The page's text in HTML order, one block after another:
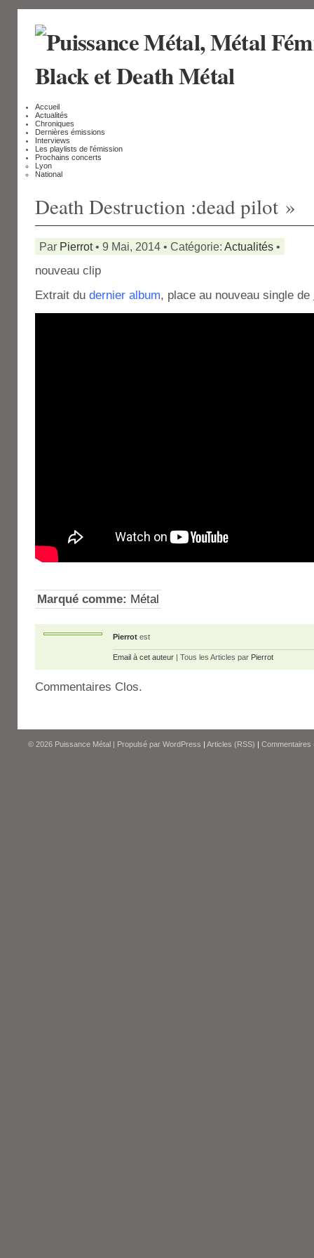
Accueil
Actualités
Chroniques
Dernières émissions
Interviews
Les playlists de l'émission
Prochains concerts
Lyon
National
Death Destruction :dead pilot »
Par Pierrot• 9 Mai, 2014 • Catégorie: Actualités •
nouveau clip
Extrait du dernier album, place au nouveau single de
Marqué comme: Métal
Pierrot est
Email à cet auteur | Tous les Articles par Pierrot
Commentaires Clos.
© 2026 Puissance Métal | Propulsé par WordPress | Articles (RSS) | Commentaires